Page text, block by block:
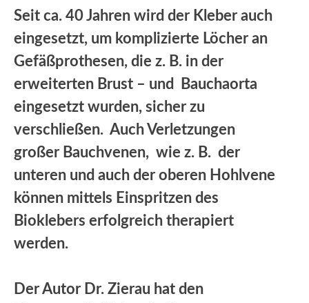
Seit ca. 40 Jahren wird der Kleber auch
eingesetzt, um komplizierte Löcher an
Gefäßprothesen, die z. B. in der
erweiterten Brust – und Bauchaorta
eingesetzt wurden, sicher zu
verschließen. Auch Verletzungen
großer Bauchvenen, wie z. B. der
unteren und auch der oberen Hohlvene
können mittels Einspritzen des
Bioklebers erfolgreich therapiert
werden.
Der Autor Dr. Zierau hat den